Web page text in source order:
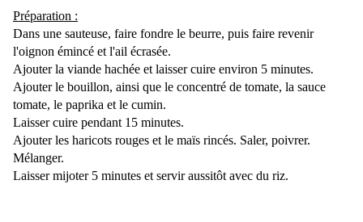
Préparation :
Dans une sauteuse, faire fondre le beurre, puis faire revenir
l'oignon émincé et l'ail écrasée.
Ajouter la viande hachée et laisser cuire environ 5 minutes.
Ajouter le bouillon, ainsi que le concentré de tomate, la sauce
tomate, le paprika et le cumin.
Laisser cuire pendant 15 minutes.
Ajouter les haricots rouges et le maïs rincés. Saler, poivrer.
Mélanger.
Laisser mijoter 5 minutes et servir aussitôt avec du riz.